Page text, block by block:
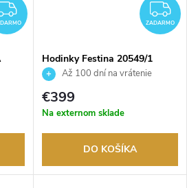
ZADARMO
ZADARMO
Hodinky Festina 20549/1
Až 100 dní na vrátenie
tovaru. Autorizovaný predajca.
€399
Na externom sklade
DO KOŠÍKA